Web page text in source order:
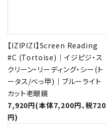
【IZIPIZI】Screen Reading
#C (Tortoise)｜イジピジ・ス
クリーン・リーディング・シー(ト
ータス/べっ甲)｜ブルーライト
カット老眼鏡
7,920円(本体7,200円、税720
円)